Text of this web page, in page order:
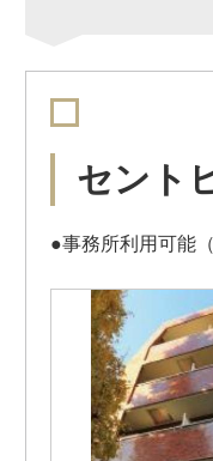
セント
●事務所利用可能